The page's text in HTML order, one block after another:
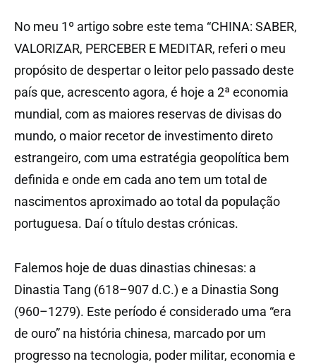
No meu 1º artigo sobre este tema “CHINA: SABER,
VALORIZAR, PERCEBER E MEDITAR, referi o meu
propósito de despertar o leitor pelo passado deste
país que, acrescento agora, é hoje a 2ª economia
mundial, com as maiores reservas de divisas do
mundo, o maior recetor de investimento direto
estrangeiro, com uma estratégia geopolítica bem
definida e onde em cada ano tem um total de
nascimentos aproximado ao total da população
portuguesa. Daí o título destas crónicas.
Falemos hoje de duas dinastias chinesas: a
Dinastia Tang (618–907 d.C.) e a Dinastia Song
(960–1279). Este período é considerado uma “era
de ouro” na história chinesa, marcado por um
progresso na tecnologia, poder militar, economia e